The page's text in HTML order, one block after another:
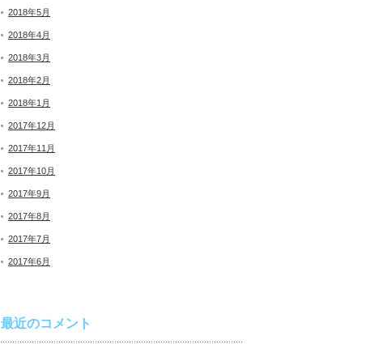
2018年5月
2018年4月
2018年3月
2018年2月
2018年1月
2017年12月
2017年11月
2017年10月
2017年9月
2017年8月
2017年7月
2017年6月
最近のコメント